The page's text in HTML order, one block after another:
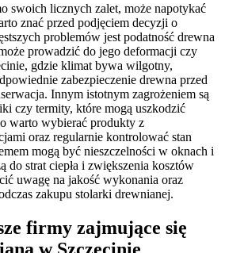
swoich licznych zalet, może napotykać
znać przed podjęciem decyzji o
problemów jest podatność drewna
prowadzić do jego deformacji czy
gdzie klimat bywa wilgotny,
zabezpieczenie drewna przed
Innym istotnym zagrożeniem są
czy termity, które mogą uszkodzić
warto wybierać produkty z
oraz regularnie kontrolować stan
mogą być nieszczelności w oknach i
do strat ciepła i zwiększenia kosztów
uwagę na jakość wykonania oraz
zakupu stolarki drewnianej.
firmy zajmujące się
w Szczecinie